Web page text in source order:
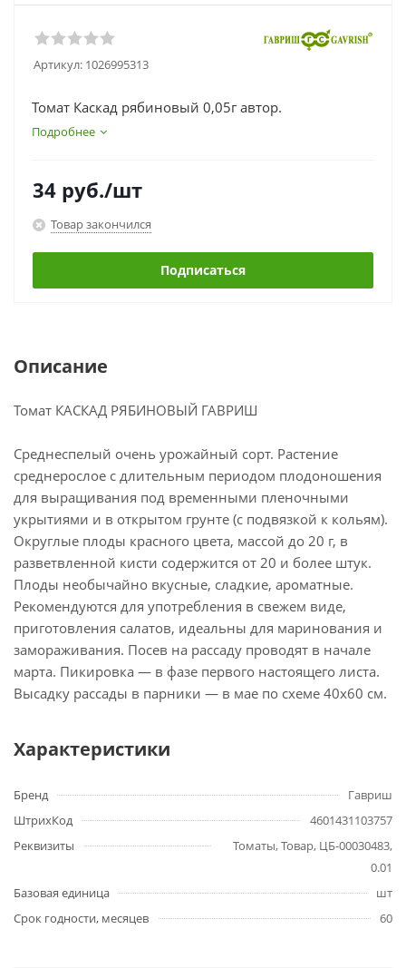
Артикул: 1026995313
Томат Каскад рябиновый 0,05г автор.
Подробнее
34 руб./шт
Товар закончился
Подписаться
Описание
Томат КАСКАД РЯБИНОВЫЙ ГАВРИШ
Среднеспелый очень урожайный сорт. Растение
среднерослое с длительным периодом плодоношения
для выращивания под временными пленочными
укрытиями и в открытом грунте (с подвязкой к кольям).
Округлые плоды красного цвета, массой до 20 г, в
разветвленной кисти содержится от 20 и более штук.
Плоды необычайно вкусные, сладкие, ароматные.
Рекомендуются для употребления в свежем виде,
приготовления салатов, идеальны для маринования и
замораживания. Посев на рассаду проводят в начале
марта. Пикировка — в фазе первого настоящего листа.
Высадку рассады в парники — в мае по схеме 40х60 см.
Характеристики
Бренд
Гавриш
ШтрихКод
4601431103757
Реквизиты
Томаты, Товар, ЦБ-00030483,
0.01
Базовая единица
шт
Срок годности, месяцев
60